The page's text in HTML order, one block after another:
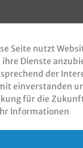
Seite nutzt
ihre Dienste
der
einverstanden
für die
Informationen